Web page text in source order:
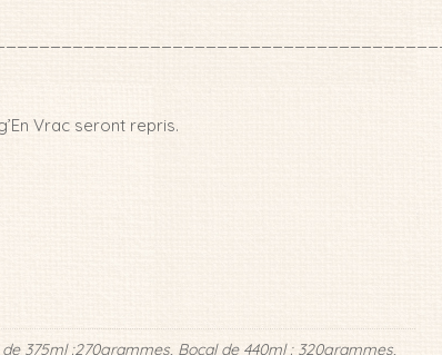
Vrac seront repris.
375ml :270grammes, Bocal de 440ml : 320grammes,